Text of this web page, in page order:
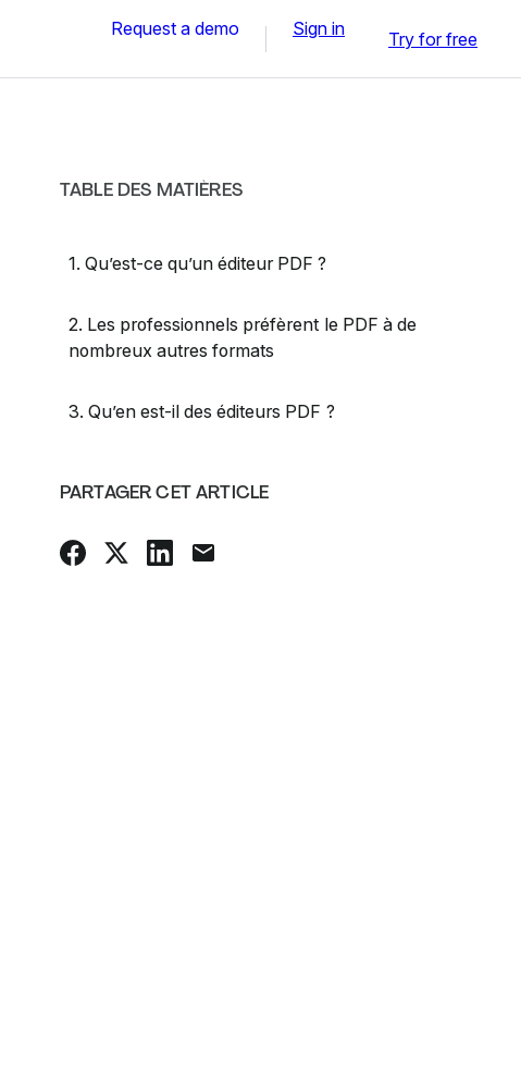
Request a demo Sign in Try for free
TABLE DES MATIÈRES
1. Qu’est-ce qu’un éditeur PDF ?
2. Les professionnels préfèrent le PDF à de
nombreux autres formats
3. Qu’en est-il des éditeurs PDF ?
PARTAGER CET ARTICLE